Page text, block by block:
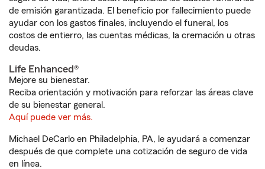
de emisión garantizada. El beneficio por fallecimiento puede
ayudar con los gastos finales, incluyendo el funeral, los
costos de entierro, las cuentas médicas, la cremación u otras
deudas.
Life Enhanced®
Mejore su bienestar.
Reciba orientación y motivación para reforzar las áreas clave
de su bienestar general.
Aquí puede ver más.
Michael DeCarlo en Philadelphia, PA, le ayudará a comenzar
después de que complete una cotización de seguro de vida
en línea.